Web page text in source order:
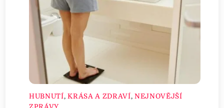
HUBNUTÍ,KRÁSA A ZDRAVÍ, NEJNOVĚJŠÍ